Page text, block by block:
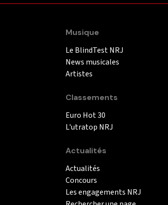
Musique
Le BlindTest NRJ
News musicales
Artistes
Classements
Euro Hot 30
L'utratop NRJ
Actualités
Actualités
Concours
Les engagements NRJ